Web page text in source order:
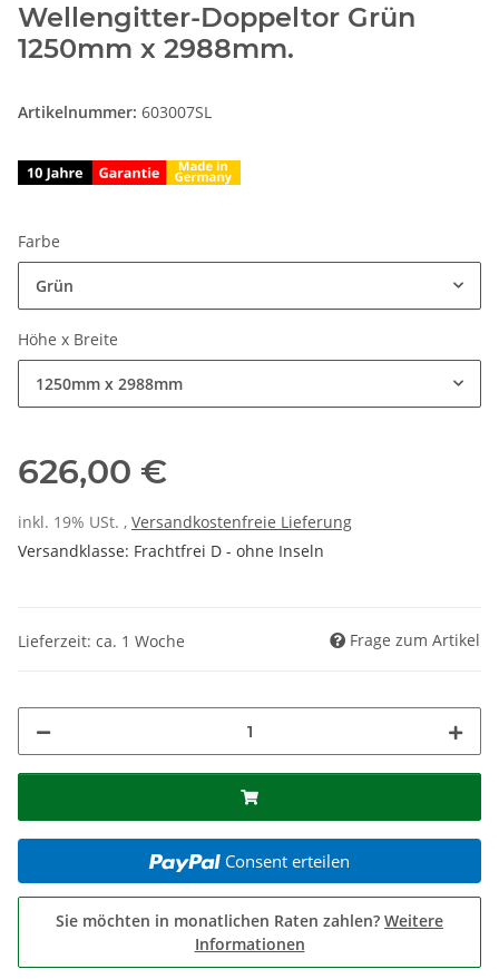
Wellengitter-Doppeltor Grün
1250mm x 2988mm.
Artikelnummer: 603007SL
Farbe
Grün
Höhe x Breite
1250mm x 2988mm
626,00 €
inkl. 19% USt. , Versandkostenfreie Lieferung
Versandklasse: Frachtfrei D - ohne Inseln
Lieferzeit: ca. 1 Woche Frage zum Artikel
Consent erteilen
Sie möchten in monatlichen Raten zahlen? Weitere
Informationen